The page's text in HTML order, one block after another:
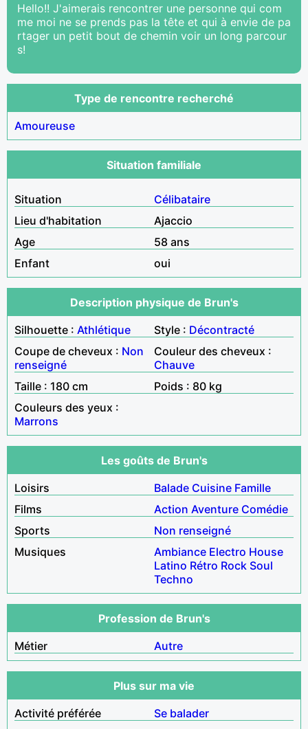
Hello!! J'aimerais rencontrer une personne qui com
me moi ne se prends pas la tête et qui à envie de pa
rtager un petit bout de chemin voir un long parcour
s!
Type de rencontre recherché
Amoureuse
Situation familiale
Situation
Célibataire
Lieu d'habitation
Ajaccio
Age
58 ans
Enfant
oui
Description physique de Brun's
Silhouette : Athlétique Style : Décontracté
Coupe de cheveux : Non
renseigné
Couleur des cheveux :
Chauve
Taille : 180 cm
Poids : 80 kg
Couleurs des yeux :
Marrons
Les goûts de Brun's
Loisirs
Balade Cuisine Famille
Films
Action Aventure Comédie
Sports
Non renseigné
Musiques
Ambiance Electro House
Latino Rétro Rock Soul
Techno
Profession de Brun's
Métier
Autre
Plus sur ma vie
Activité préférée
Se balader